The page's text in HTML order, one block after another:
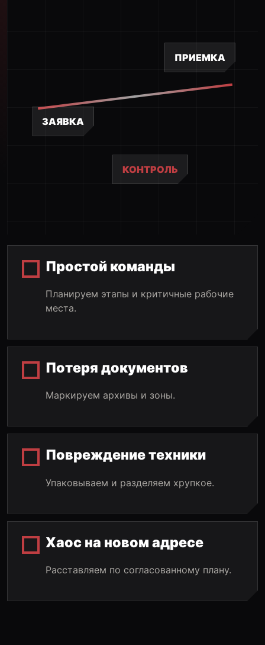
ЗАЯВКА
ПРИЕМКА
КОНТРОЛЬ
Простой команды
Планируем этапы и критичные рабочие
места.
Потеря документов
Маркируем архивы и зоны.
Повреждение техники
Упаковываем и разделяем хрупкое.
Хаос на новом адресе
Расставляем по согласованному плану.